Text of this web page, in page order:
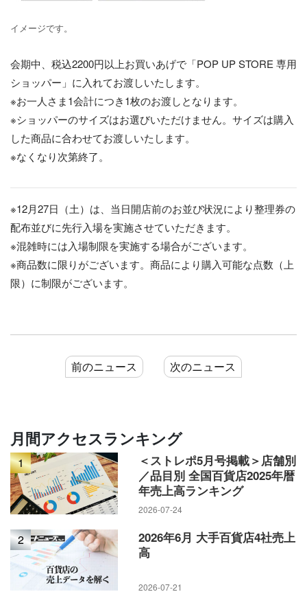
イメージです。
会期中、税込2200円以上お買いあげで「POP UP STORE 専用
ショッパー」に入れてお渡しいたします。
※お一人さま1会計につき1枚のお渡しとなります。
※ショッパーのサイズはお選びいただけません。サイズは購入
した商品に合わせてお渡しいたします。
※なくなり次第終了。
※12月27日（土）は、当日開店前のお並び状況により整理券の
配布並びに先行入場を実施させていただきます。
※混雑時には入場制限を実施する場合がございます。
※商品数に限りがございます。商品により購入可能な点数（上
限）に制限がございます。
前のニュース 次のニュース
月間アクセスランキング
1
＜ストレポ5月号掲載＞店舗別
／品目別 全国百貨店2025年暦
年売上高ランキング
2026-07-24
2
2026年6月 大手百貨店4社売上
高
2026-07-21